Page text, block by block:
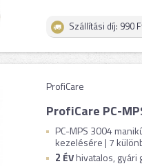
Szállítási díj: 990
ProfiCare
ProfiCare PC-
PC-MPS 3004
kezelésére | 7
2 ÉVhivatalos, gyári